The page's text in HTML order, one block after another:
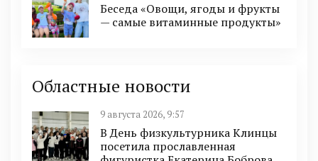
Беседа «Овощи, ягоды и фрукты
— самые витаминные продукты»
Областные новости
9 августа 2026, 9:57
В День физкультурника Клинцы
посетила прославленная